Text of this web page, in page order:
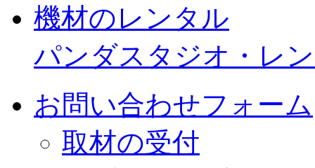
機材のレンタル
パンダスタジオ・レ
お問い合わせフォーム
取材の受付